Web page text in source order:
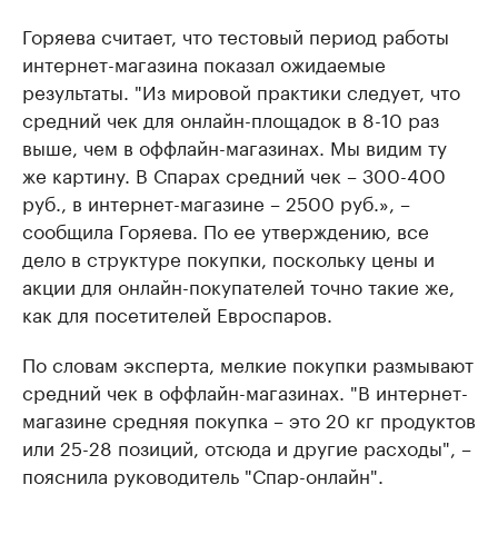
Горяева считает, что тестовый период работы
интернет-магазина показал ожидаемые
результаты. "Из мировой практики следует, что
средний чек для онлайн-площадок в 8-10 раз
выше, чем в оффлайн-магазинах. Мы видим ту
же картину. В Спарах средний чек – 300-400
руб., в интернет-магазине – 2500 руб.», –
сообщила Горяева. По ее утверждению, все
дело в структуре покупки, поскольку цены и
акции для онлайн-покупателей точно такие же,
как для посетителей Евроспаров.
По словам эксперта, мелкие покупки размывают
средний чек в оффлайн-магазинах. "В интернет-
магазине средняя покупка – это 20 кг продуктов
или 25-28 позиций, отсюда и другие расходы", –
пояснила руководитель "Спар-онлайн".